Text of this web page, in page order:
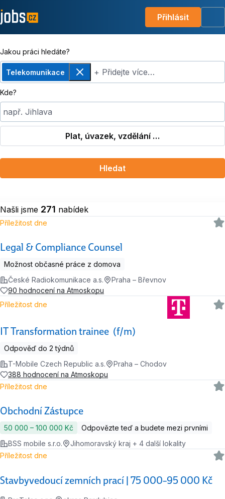
Přihlásit
Jakou práci hledáte?
Telekomunikace
Odebrat+ Přidejte více…
Kde?
např. Jihlava
Plat, úvazek, vzdělání …
Hledat
Našli jsme 271 nabídek
Legal & Compliance Counsel
Příležitost dne
Možnost občasné práce z domova
České Radiokomunikace a.s.
Praha – Břevnov
90 hodnocení na Atmoskopu
IT Transformation trainee (f/m)
Příležitost dne
Odpověď do 2 týdnů
T-Mobile Czech Republic a.s.
Praha – Chodov
388 hodnocení na Atmoskopu
Obchodní Zástupce
Příležitost dne
50 000 ‍–‍ 100 000 Kč
Odpovězte teď a budete mezi prvními
BSS mobile s.r.o.
Jihomoravský kraj + 4 další lokality
Stavbyvedoucí zemních prací | 75 000–95 000 Kč
Příležitost dne